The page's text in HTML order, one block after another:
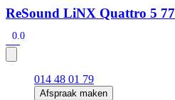
ReSound LiNX Quattro 5 77
0.0
014 48 01 79
Afspraak maken